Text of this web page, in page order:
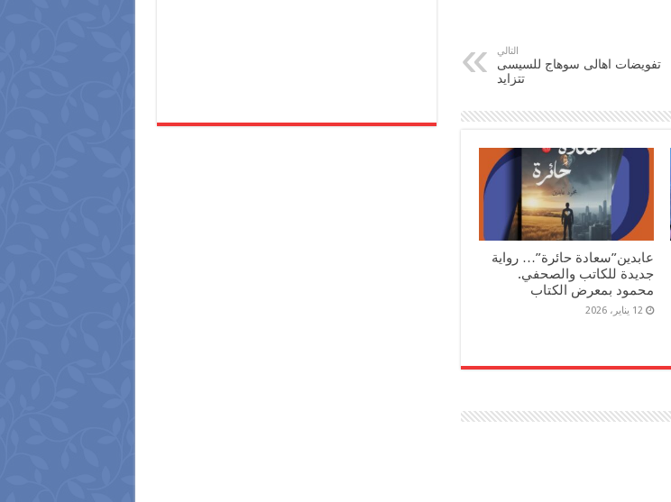
التالي
تفويضات اهالى سوهاج للسيسى
تتزايد
عابدين”سعادة حائرة”… رواية
جديدة للكاتب والصحفي.
محمود بمعرض الكتاب
12 يناير، 2026